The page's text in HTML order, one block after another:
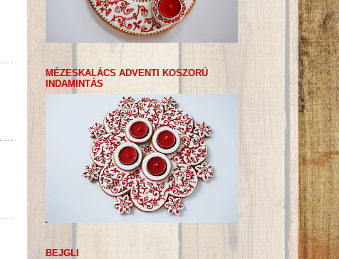
MÉZESKALÁCS ADVENTI KOSZORÚ
INDAMINTÁS
BEJGLI